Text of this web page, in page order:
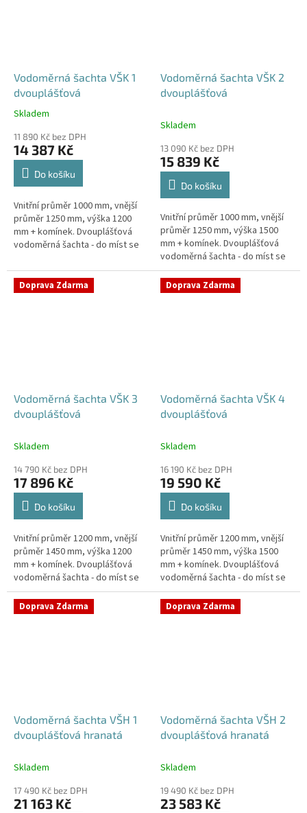
Vodoměrná šachta VŠK 1
dvouplášťová
Průměrné
produktu
je
4,8
hvězdiček.
Skladem
11 890 Kč bez DPH
14 387 Kč
Do košíku
Vnitřní průměr 1000 mm, vnější
průměr 1250 mm, výška 1200
mm + komínek. Dvouplášťová
vodoměrná šachta - do míst se
parkovací stáníStandardní...
Vodoměrná šachta VŠK 2
dvouplášťová
Skladem
13 090 Kč bez DPH
15 839 Kč
Do košíku
Vnitřní průměr 1000 mm, vnější
průměr 1250 mm, výška 1500
mm + komínek. Dvouplášťová
vodoměrná šachta - do míst se
spodní vodou, pojízdná i pod
parkovací stáníStandardní...
Doprava Zdarma
Vodoměrná šachta VŠK 3
dvouplášťová
Skladem
14 790 Kč bez DPH
17 896 Kč
Do košíku
Vnitřní průměr 1200 mm, vnější
průměr 1450 mm, výška 1200
mm + komínek. Dvouplášťová
vodoměrná šachta - do míst se
spodní vodou, pojízdná i pod
parkovací stáníStandardní...
Doprava Zdarma
Vodoměrná šachta VŠK 4
dvouplášťová
Skladem
16 190 Kč bez DPH
19 590 Kč
Do košíku
Vnitřní průměr 1200 mm, vnější
průměr 1450 mm, výška 1500
mm + komínek. Dvouplášťová
vodoměrná šachta - do míst se
spodní vodou, pojízdná i pod
parkovací stáníStandardní...
Doprava Zdarma
Vodoměrná šachta VŠH 1
dvouplášťová hranatá
Skladem
17 490 Kč bez DPH
21 163 Kč
Doprava Zdarma
Vodoměrná šachta VŠH 2
dvouplášťová hranatá
Skladem
19 490 Kč bez DPH
23 583 Kč